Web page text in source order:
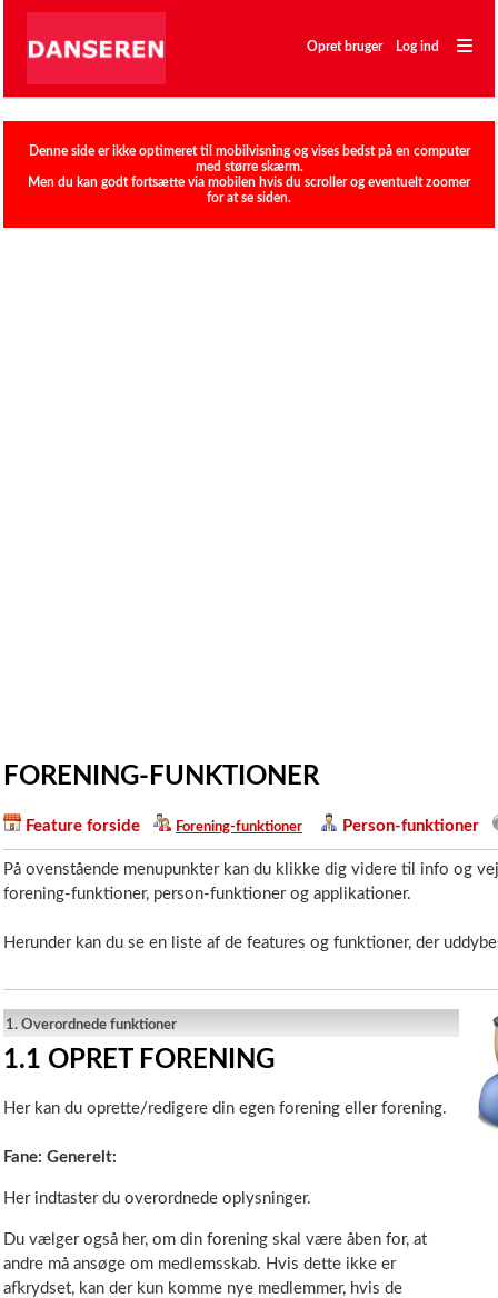
―
―
―
Opret bruger Log ind
Denne side er ikke optimeret til mobilvisning og vises bedst på en computer
med større skærm.
Men du kan godt fortsætte via mobilen hvis du scroller og eventuelt zoomer
for at se siden.
FORENING-FUNKTIONER
Feature forside Forening-funktioner Person-funktioner
På ovenstående menupunkter kan du klikke dig videre til info og
forening-funktioner, person-funktioner og applikationer.
Herunder kan du se en liste af de features og funktioner, der
1. Overordnede funktioner
1.1 OPRET FORENING
Her kan du oprette/redigere din egen forening eller forening.
Fane: Generelt:
Her indtaster du overordnede oplysninger.
Du vælger også her, om din forening skal være åben for, at
andre må ansøge om medlemsskab. Hvis dette ikke er
afkrydset, kan der kun komme nye medlemmer, hvis de